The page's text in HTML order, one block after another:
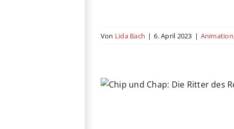
Von Lida Bach | 6. April 2023 | Animation